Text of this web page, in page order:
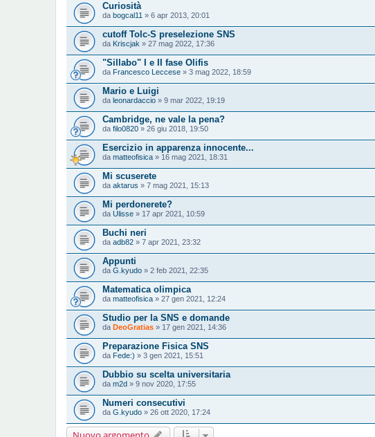
Curiosità
da bogcal11 » 6 apr 2013, 20:01
cutoff Tolc-S preselezione SNS
da Kriscjak » 27 mag 2022, 17:36
"Sillabo" I e II fase Olifis
da Francesco Leccese » 3 mag 2022, 18:59
Mario e Luigi
da leonardaccio » 9 mar 2022, 19:19
Cambridge, ne vale la pena?
da filo0820 » 26 giu 2018, 19:50
Esercizio in apparenza innocente...
da matteofisica » 16 mag 2021, 18:31
Mi scuserete
da aktarus » 7 mag 2021, 15:13
Mi perdonerete?
da Ulisse » 17 apr 2021, 10:59
Buchi neri
da adb82 » 7 apr 2021, 23:32
Appunti
da G.kyudo » 2 feb 2021, 22:35
Matematica olimpica
da matteofisica » 27 gen 2021, 12:24
Studio per la SNS e domande
da DeoGratias » 17 gen 2021, 14:36
Preparazione Fisica SNS
da Fede:) » 3 gen 2021, 15:51
Dubbio su scelta universitaria
da m2d » 9 nov 2020, 17:55
Numeri consecutivi
da G.kyudo » 26 ott 2020, 17:24